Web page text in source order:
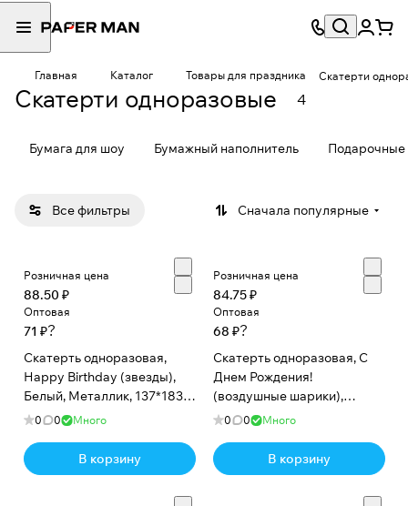
Главная Каталог Товары для праздника Скатерти
Скатерти одноразовые 4
Бумага для шоу Бумажный наполнитель Подарочные
Все фильтры Сначала популярные
Розничная цена
88.50 ₽
Оптовая
71 ₽?
Скатерть одноразовая,
Happy Birthday (звезды),
Белый, Металлик, 137*183
см, 1 шт.
0 0 Много
В корзину
Розничная цена
84.75 ₽
Оптовая
68 ₽?
Скатерть одноразовая, С
Днем Рождения!
(воздушные шарики),
120*180 см, 1 шт.
0 0 Много
В корзину